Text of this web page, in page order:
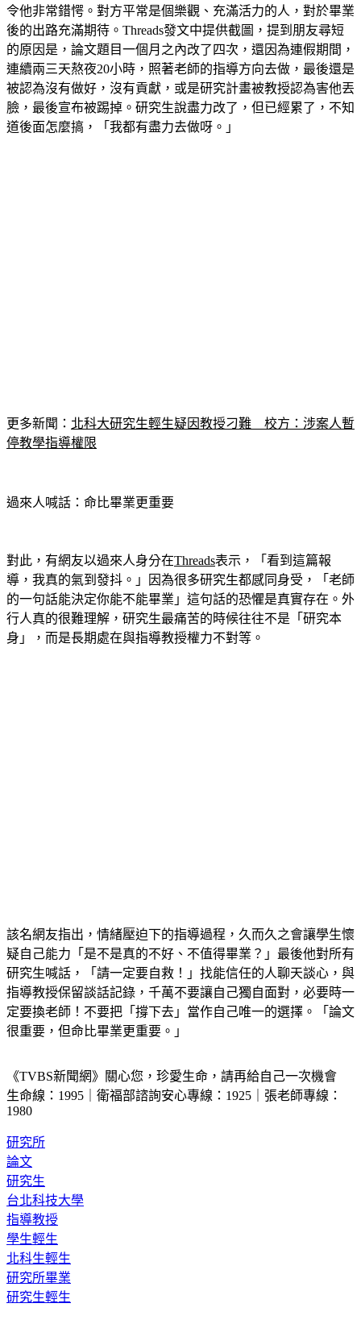
令他非常錯愕。對方平常是個樂觀、充滿活力的人，對於畢業
後的出路充滿期待。Threads發文中提供截圖，提到朋友尋短
的原因是，論文題目一個月之內改了四次，還因為連假期間，
連續兩三天熬夜20小時，照著老師的指導方向去做，最後還是
被認為沒有做好，沒有貢獻，或是研究計畫被教授認為害他丟
臉，最後宣布被踢掉。研究生說盡力改了，但已經累了，不知
道後面怎麼搞，「我都有盡力去做呀。」
更多新聞： 北科大研究生輕生疑因教授刁難　校方：涉案人暫
停教學指導權限
過來人喊話：命比畢業更重要
對此，有網友以過來人身分在Threads表示，「看到這篇報
導，我真的氣到發抖。」因為很多研究生都感同身受，「老師
的一句話能決定你能不能畢業」這句話的恐懼是真實存在。外
行人真的很難理解，研究生最痛苦的時候往往不是「研究本
身」，而是長期處在與指導教授權力不對等。
該名網友指出，情緒壓迫下的指導過程，久而久之會讓學生懷
疑自己能力「是不是真的不好、不值得畢業？」最後他對所有
研究生喊話，「請一定要自救！」找能信任的人聊天談心，與
指導教授保留談話記錄，千萬不要讓自己獨自面對，必要時一
定要換老師！不要把「撐下去」當作自己唯一的選擇。「論文
很重要，但命比畢業更重要。」
《TVBS新聞網》關心您，珍愛生命，請再給自己一次機會
生命線：1995｜衛福部諮詢安心專線：1925｜張老師專線：
1980
研究所
論文
研究生
台北科技大學
指導教授
學生輕生
北科生輕生
研究所畢業
研究生輕生